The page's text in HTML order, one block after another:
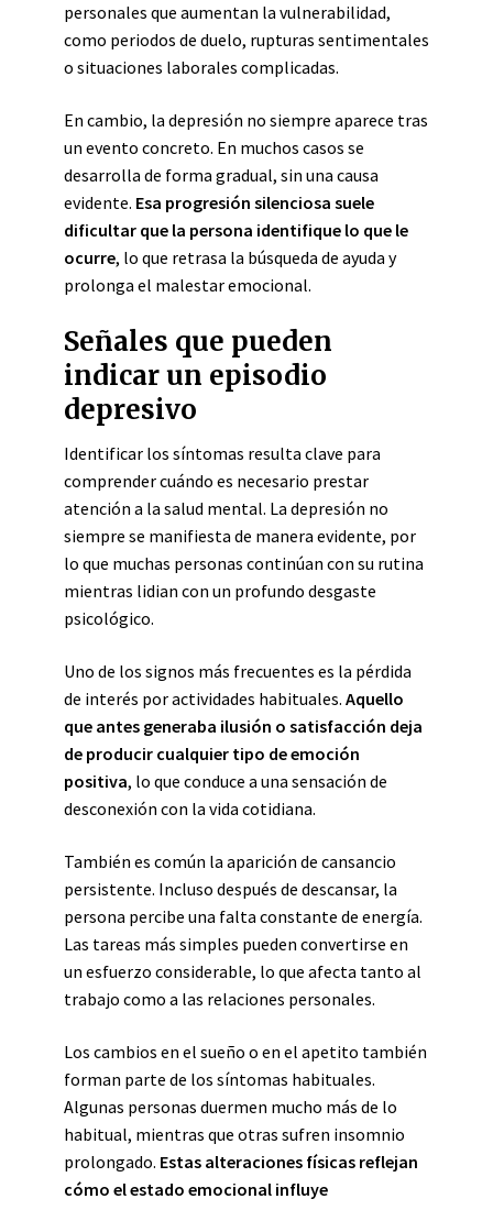
personales que aumentan la vulnerabilidad,
como periodos de duelo, rupturas sentimentales
o situaciones laborales complicadas.
En cambio, la depresión no siempre aparece tras
un evento concreto. En muchos casos se
desarrolla de forma gradual, sin una causa
evidente. Esa progresión silenciosa suele
dificultar que la persona identifique lo que le
ocurre, lo que retrasa la búsqueda de ayuda y
prolonga el malestar emocional.
Señales que pueden
indicar un episodio
depresivo
Identificar los síntomas resulta clave para
comprender cuándo es necesario prestar
atención a la salud mental. La depresión no
siempre se manifiesta de manera evidente, por
lo que muchas personas continúan con su rutina
mientras lidian con un profundo desgaste
psicológico.
Uno de los signos más frecuentes es la pérdida
de interés por actividades habituales. Aquello
que antes generaba ilusión o satisfacción deja
de producir cualquier tipo de emoción
positiva, lo que conduce a una sensación de
desconexión con la vida cotidiana.
También es común la aparición de cansancio
persistente. Incluso después de descansar, la
persona percibe una falta constante de energía.
Las tareas más simples pueden convertirse en
un esfuerzo considerable, lo que afecta tanto al
trabajo como a las relaciones personales.
Los cambios en el sueño o en el apetito también
forman parte de los síntomas habituales.
Algunas personas duermen mucho más de lo
habitual, mientras que otras sufren insomnio
prolongado. Estas alteraciones físicas reflejan
cómo el estado emocional influye